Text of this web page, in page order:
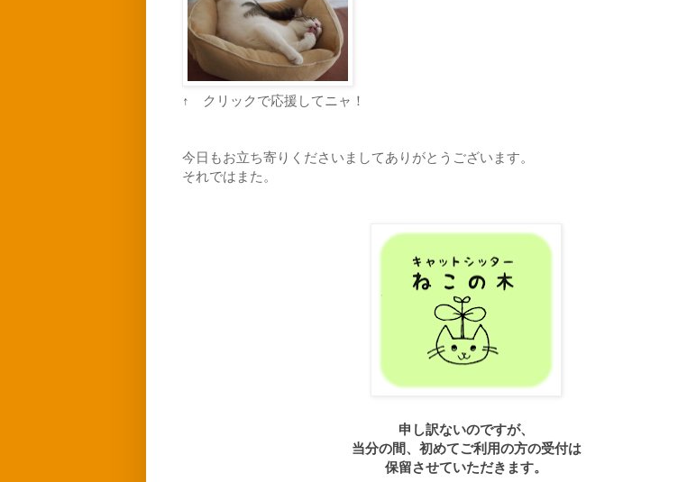
↑ クリックで応援してニャ！
今日もお立ち寄りくださいましてありがとうございます。
それではまた。
申し訳ないのですが、
当分の間、初めてご利用の方の受付は
保留させていただきます。